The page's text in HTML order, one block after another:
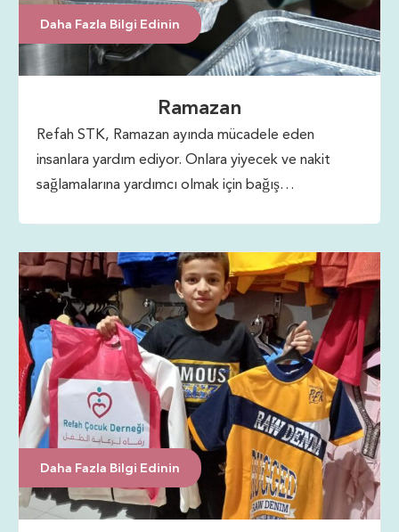
Daha Fazla Bilgi Edinin
Ramazan
Refah STK, Ramazan ayında mücadele eden
insanlara yardım ediyor. Onlara yiyecek ve nakit
sağlamalarına yardımcı olmak için bağış
ihtiyaç sahibi insanlara yardım sağlıyorlar.
Daha Fazla Bilgi Edinin